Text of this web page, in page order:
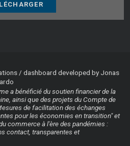
/ dashboard developed by Jonas
a bénéficié du soutien financier de la
ainsi que des projets du Compte de
de facilitation des échanges
pour les économies en transition" et
commerce à l'ère des pandémies :
contact, transparentes et